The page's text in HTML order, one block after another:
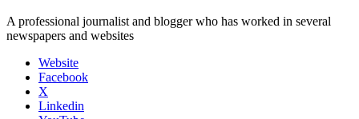
A professional journalist and blogger who has worked in several
newspapers and websites
Website
Facebook
X
Linkedin